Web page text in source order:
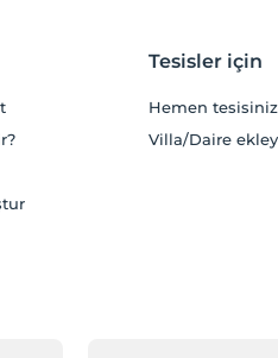
Tesisler için
Hemen
Villa/Daire